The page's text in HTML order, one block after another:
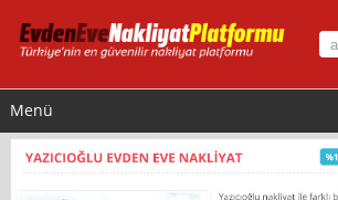
Menü